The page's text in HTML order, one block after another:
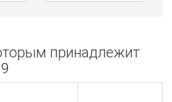
принадлежит